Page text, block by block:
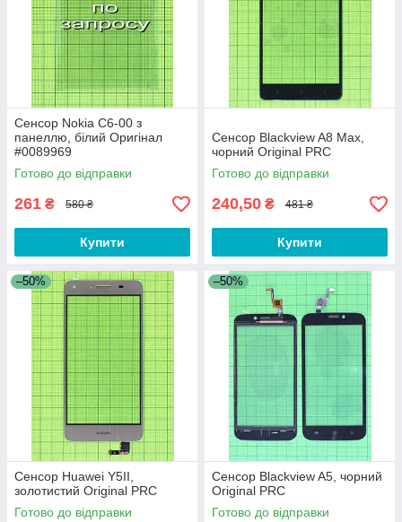
Сенсор Nokia C6-00 з
панеллю, білий Оригінал
#0089969
Готово до відправки
261 ₴ 580 ₴
Купити
Сенсор Blackview A8 Max,
чорний Original PRC
Готово до відправки
240,50 ₴ 481 ₴
Купити
–50%
Сенсор Huawei Y5II,
золотистий Original PRC
Готово до відправки
–50%
Сенсор Blackview A5, чорний
Original PRC
Готово до відправки